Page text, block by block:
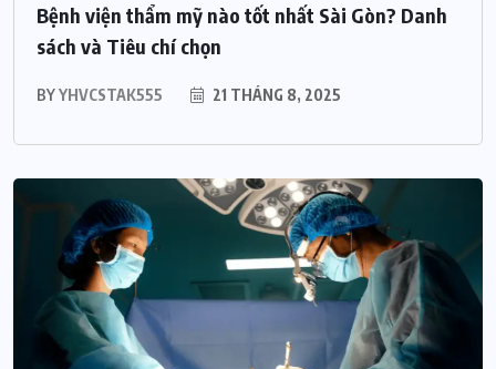
Bệnh viện thẩm mỹ nào tốt nhất Sài Gòn? Danh
sách và Tiêu chí chọn
BYYHVCSTAK555 21 THÁNG 8, 2025